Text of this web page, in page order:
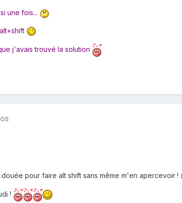
une fois...
j'avais trouvé la solution
pour faire alt shift sans même m'en apercevoir !
!